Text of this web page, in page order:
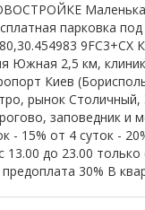
Маленькая
парковка
Южная 2,5 км,
Киев
рынок Столичный,
заповедник и
- 15% от 4 суток -
13.00 до 23.00
30% В